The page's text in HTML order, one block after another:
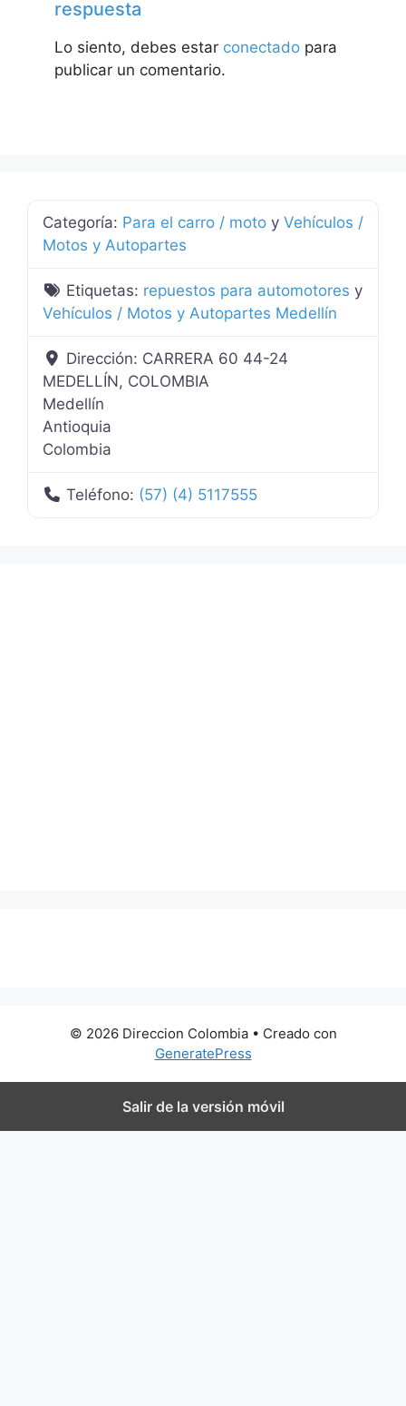
respuesta
Lo siento, debes estar conectado para
publicar un comentario.
Categoría: Para el carro / moto y Vehículos /
Motos y Autopartes
Etiquetas: repuestos para automotores y
Vehículos / Motos y Autopartes Medellín
Dirección: CARRERA 60 44-24
MEDELLÍN, COLOMBIA
Medellín
Antioquia
Colombia
Teléfono: (57) (4) 5117555
© 2026 Direccion Colombia• Creado con
GeneratePress
Salir de la versión móvil